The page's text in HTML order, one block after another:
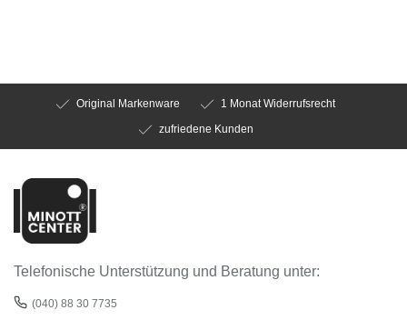
Original Markenware
1 Monat Widerrufsrecht
zufriedene Kunden
Telefonische Unterstützung und Beratung unter:
(040) 88 30 7735